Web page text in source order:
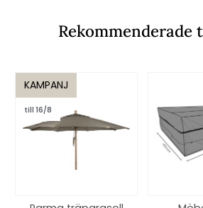
Rekommenderade
KAMPANJ
till 16/8